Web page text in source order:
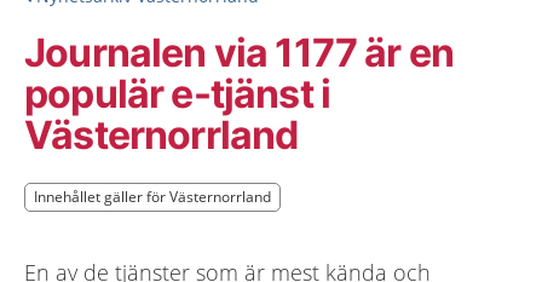
Journalen via 1177 är en
populär e-tjänst i
Västernorrland
Innehållet gäller för Västernorrland
Innehållet gäller för Västernorrland
En av de tjänster som är mest kända och